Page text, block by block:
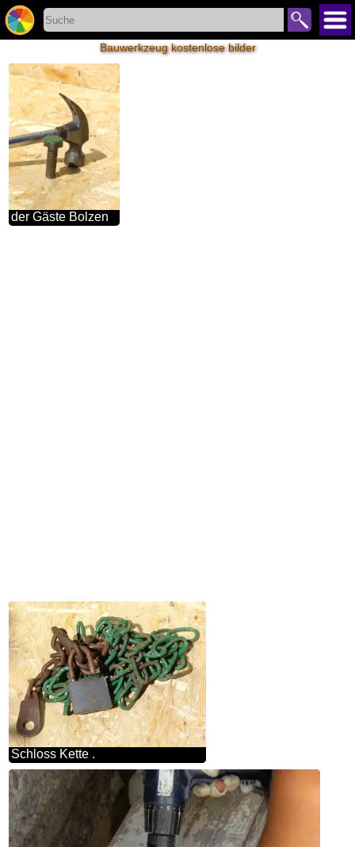
Bauwerkzeug kostenlose bilder
der Gäste Bolzen
Schloss Kette .